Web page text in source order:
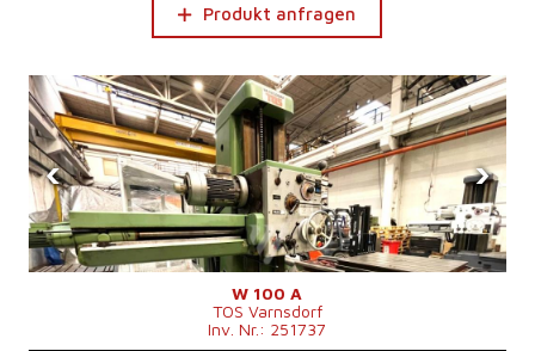
Produkt anfragen
‹ ›
W 100 A
TOS Varnsdorf
Inv. Nr.: 251737